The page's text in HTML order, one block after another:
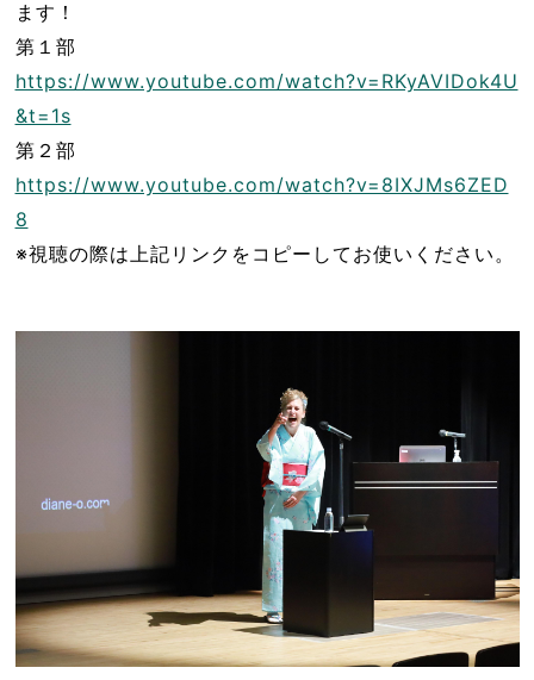
ます！
第１部
https://www.youtube.com/watch?v=RKyAVIDok4U
&t=1s
第２部
https://www.youtube.com/watch?v=8IXJMs6ZED
8
※視聴の際は上記リンクをコピーしてお使いください。